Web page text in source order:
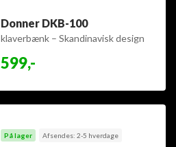
Donner DKB-100
klaverbænk – Skandinavisk design
599,-
På lager Afsendes: 2-5 hverdage